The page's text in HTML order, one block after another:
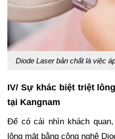
Diode Laser bản chất là việc
IV/ Sự khác biệt triệt
tại Kangnam
Để có cái nhìn khách
lông mặt bằng công nghệ